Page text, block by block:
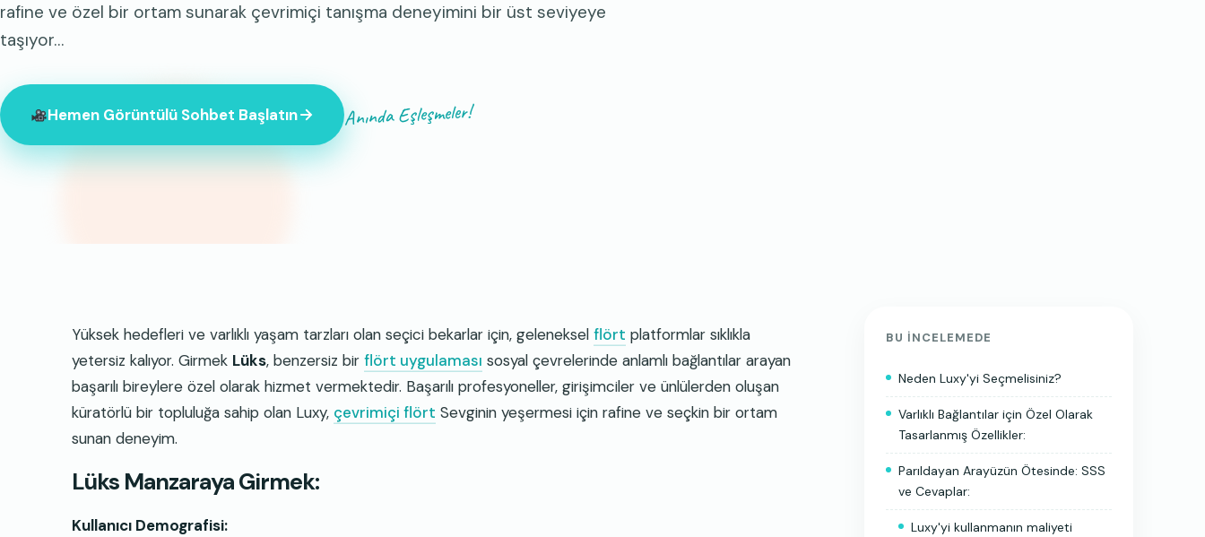
rafine ve özel bir ortam sunarak çevrimiçi tanışma deneyimini bir üst seviyeye
taşıyor…
Hemen Görüntülü Sohbet Başlatın Anında Eşleşmeler!
Şu anda çevrimiçi olan 847 yabancı var.
Yüksek hedefleri ve varlıklı yaşam tarzları olan seçici bekarlar için, geleneksel flört platformlar sıklıkla
yetersiz kalıyor. Girmek Lüks, benzersiz bir flört uygulaması sosyal çevrelerinde anlamlı bağlantılar arayan
başarılı bireylere özel olarak hizmet vermektedir. Başarılı profesyoneller, girişimciler ve ünlülerden oluşan
küratörlü bir topluluğa sahip olan Luxy, çevrimiçi flört Sevginin yeşermesi için rafine ve seçkin bir ortam
sunan deneyim.
Lüks Manzaraya Girmek:
Kullanıcı Demografisi:
BU INCELEMEDE
Neden Luxy'yi Seçmelisiniz?
Varlıklı Bağlantılar için Özel Olarak
Tasarlanmış Özellikler:
Parıldayan Arayüzün Ötesinde: SSS
ve Cevaplar:
Luxy'yi kullanmanın maliyeti